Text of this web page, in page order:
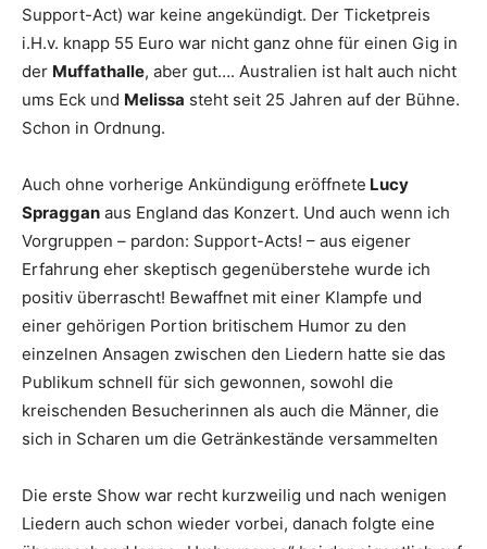
Support-Act) war keine angekündigt. Der Ticketpreis
i.H.v. knapp 55 Euro war nicht ganz ohne für einen Gig in
der Muffathalle, aber gut…. Australien ist halt auch nicht
ums Eck und Melissa steht seit 25 Jahren auf der Bühne.
Schon in Ordnung.
Auch ohne vorherige Ankündigung eröffnete Lucy
Spraggan aus England das Konzert. Und auch wenn ich
Vorgruppen – pardon: Support-Acts! – aus eigener
Erfahrung eher skeptisch gegenüberstehe wurde ich
positiv überrascht! Bewaffnet mit einer Klampfe und
einer gehörigen Portion britischem Humor zu den
einzelnen Ansagen zwischen den Liedern hatte sie das
Publikum schnell für sich gewonnen, sowohl die
kreischenden Besucherinnen als auch die Männer, die
sich in Scharen um die Getränkestände versammelten
Die erste Show war recht kurzweilig und nach wenigen
Liedern auch schon wieder vorbei, danach folgte eine